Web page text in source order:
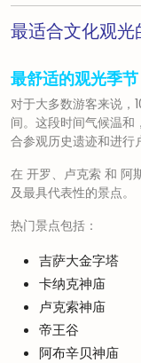
最适合文化观光
最舒适的观光季节
对于大多数游客来说，
间。这段时间气候温和
合参观历史遗迹和进行
在 开罗、 卢克索 和 阿
及最具代表性的景点。
热门景点包括：
吉萨大金字塔
卡纳克神庙
卢克索神庙
帝王谷
阿布辛贝神庙